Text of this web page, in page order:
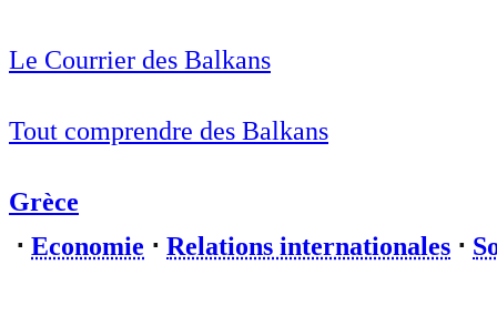
Le Courrier des Balkans
Tout comprendre des Balkans
Grèce
⋅ Economie ⋅ Relations internationales ⋅